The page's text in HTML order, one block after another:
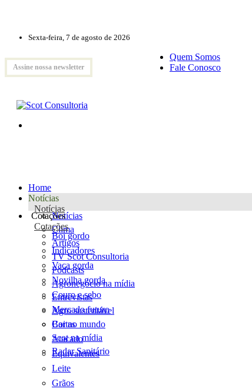
Sexta-feira, 7 de agosto de 2026
Assine nossa newsletter
Quem Somos
Fale Conosco
Home
Notícias
Notícias
Notícias
Clima
Artigos
TV Scot Consultoria
Podcasts
Agronegócio na mídia
Entrevistas
Agro sustentável
Cartas
Scot na mídia
Radar Sanitário
Cotações
Cotações
Boi gordo
Indicadores
Vaca gorda
Novilha gorda
Couro e sebo
Mercado futuro
Boi no mundo
Atacado
Equivalentes
Leite
Grãos